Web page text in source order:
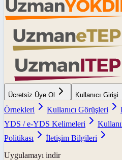
Ücretsiz Üye Ol Kullanıcı Girişi
Örnekleri
Kullanıcı Görüşleri
YDS / e-YDS Kelimeleri
Politikası
İletişim Bilgileri
Uygulamayı indir